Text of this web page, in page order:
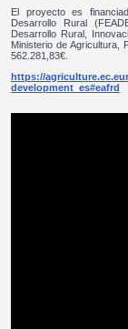
El proyecto es
Desarrollo Rural
Desarrollo Rural,
Ministerio de Agricultura,
562.281,83€.
https://
development_es#eafrd